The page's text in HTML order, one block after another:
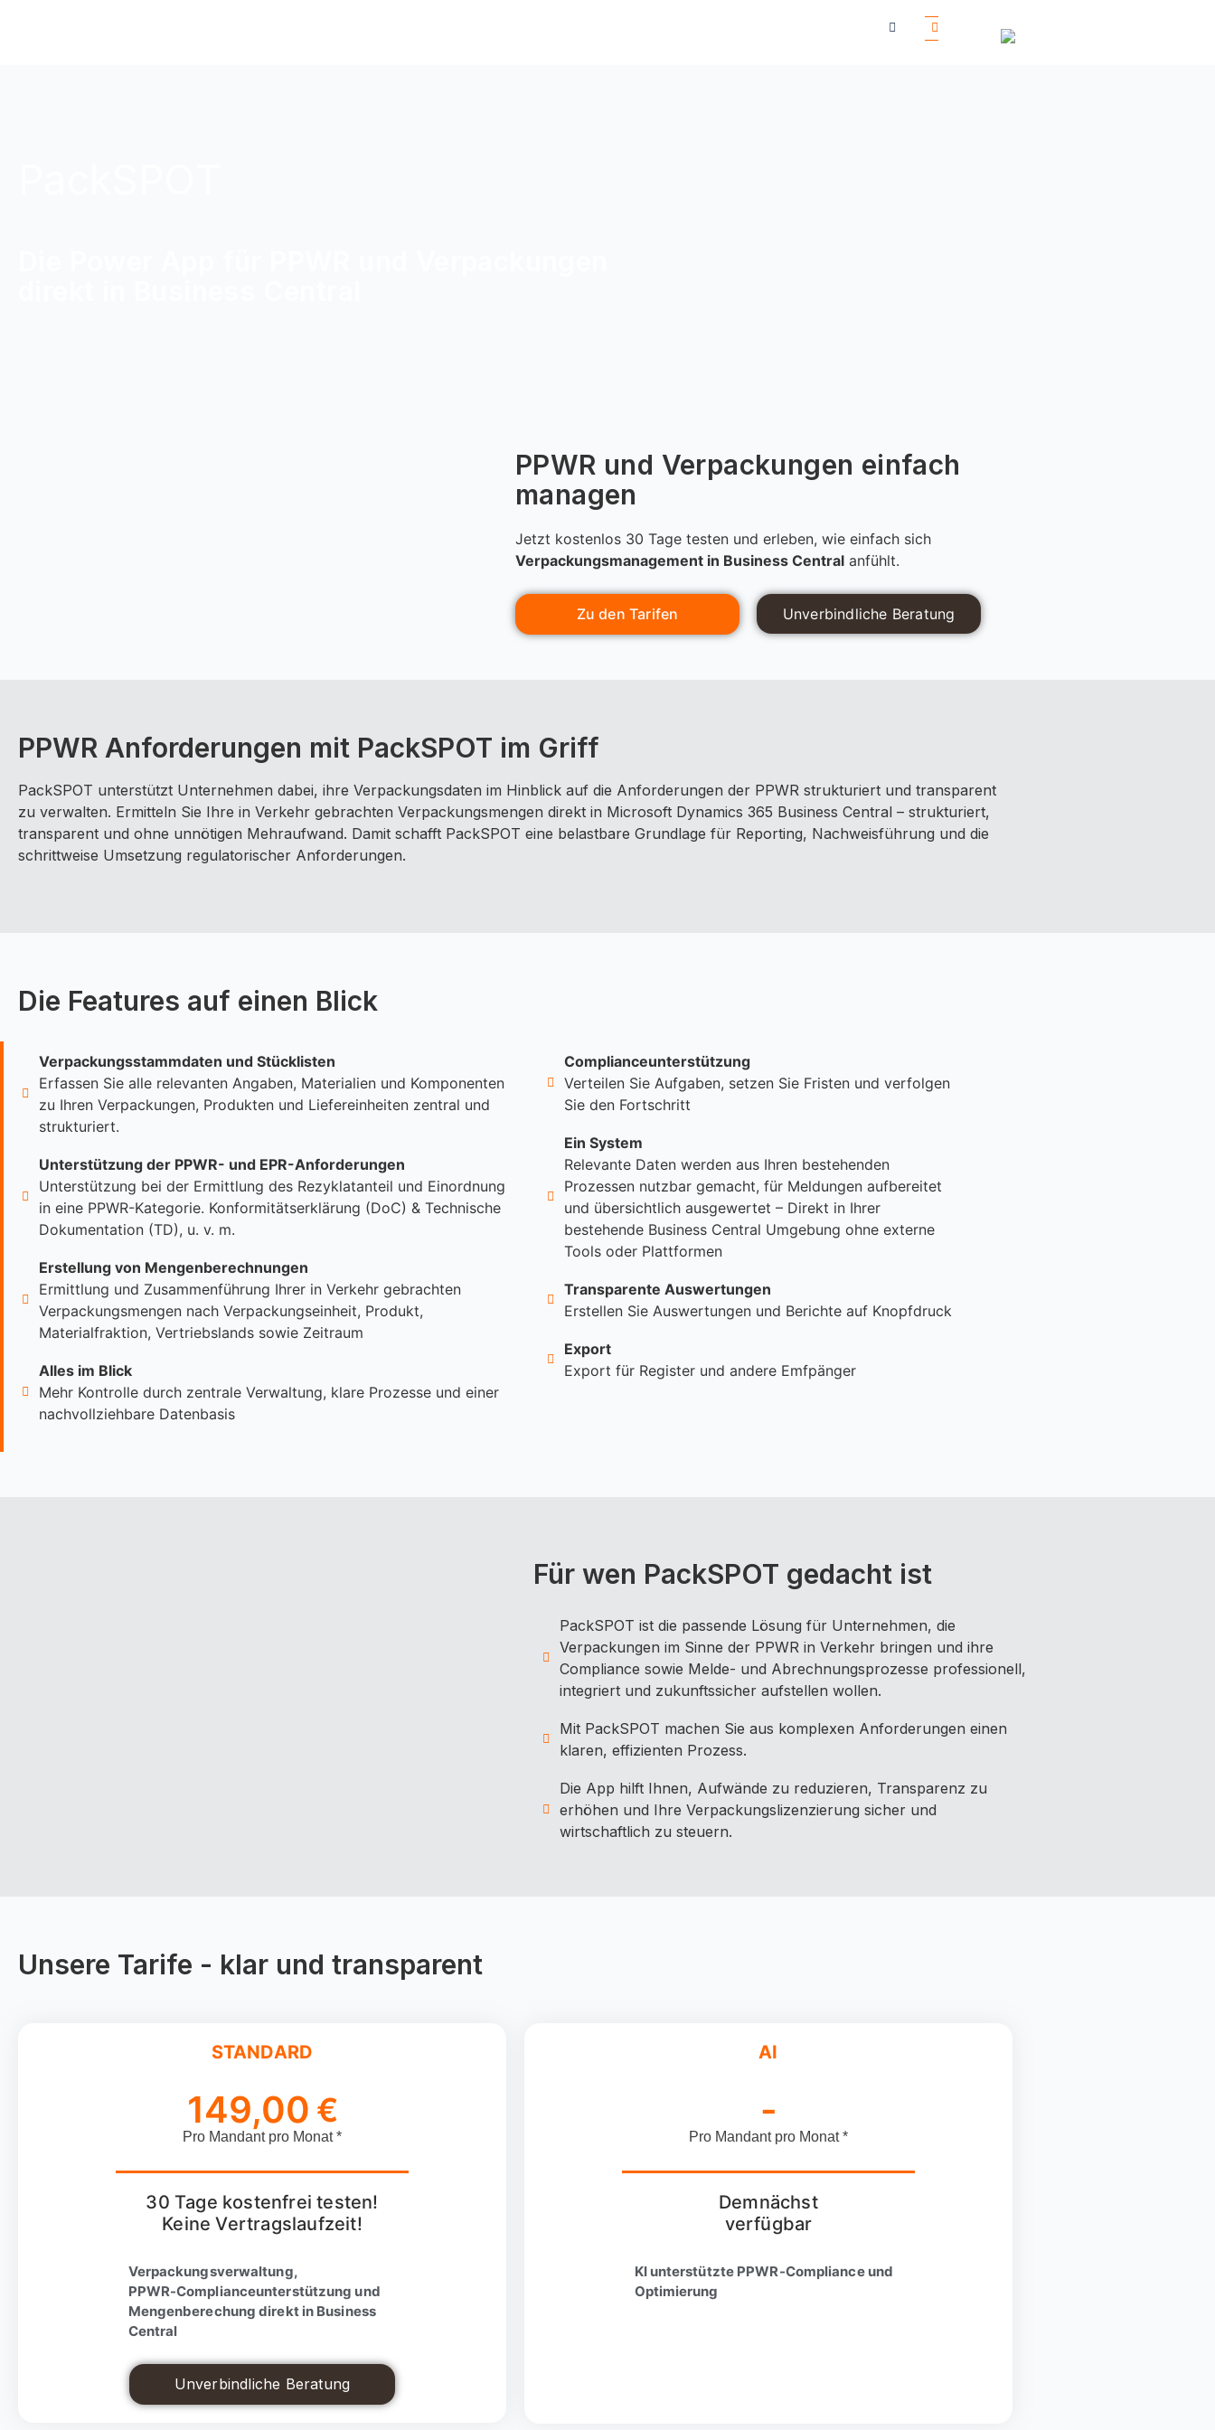
PPWR und Verpackungen einfach
managen
Jetzt kostenlos 30 Tage testen und erleben, wie einfach sich
Verpackungsmanagement in Business Central anfühlt.
Zu den Tarifen Unverbindliche Beratung
PPWR Anforderungen mit PackSPOT im Griff
PackSPOT unterstützt Unternehmen dabei, ihre Verpackungsdaten im Hinblick auf die Anforderungen der PPWR strukturiert und transparent
zu verwalten. Ermitteln Sie Ihre in Verkehr gebrachten Verpackungsmengen direkt in Microsoft Dynamics 365 Business Central – strukturiert,
transparent und ohne unnötigen Mehraufwand. Damit schafft PackSPOT eine belastbare Grundlage für Reporting, Nachweisführung und die
schrittweise Umsetzung regulatorischer Anforderungen.
Die Features auf einen Blick
Verpackungsstammdaten und Stücklisten
Erfassen Sie alle relevanten Angaben, Materialien und Komponenten
zu Ihren Verpackungen, Produkten und Liefereinheiten zentral und
strukturiert.
Unterstützung der PPWR- und EPR-Anforderungen
Unterstützung bei der Ermittlung des Rezyklatanteil und Einordnung
in eine PPWR-Kategorie. Konformitätserklärung (DoC) & Technische
Dokumentation (TD), u. v. m.
Erstellung von Mengenberechnungen
Ermittlung und Zusammenführung Ihrer in Verkehr gebrachten
Verpackungsmengen nach Verpackungseinheit, Produkt,
Materialfraktion, Vertriebslands sowie Zeitraum
Alles im Blick
Mehr Kontrolle durch zentrale Verwaltung, klare Prozesse und einer
nachvollziehbare Datenbasis
Complianceunterstützung
Verteilen Sie Aufgaben, setzen Sie Fristen und verfolgen
Sie den Fortschritt
Ein System
Relevante Daten werden aus Ihren bestehenden
Prozessen nutzbar gemacht, für Meldungen aufbereitet
und übersichtlich ausgewertet – Direkt in Ihrer
bestehende Business Central Umgebung ohne externe
Tools oder Plattformen
Transparente Auswertungen
Erstellen Sie Auswertungen und Berichte auf Knopfdruck
Export
Export für Register und andere Emfpänger
Für wen PackSPOT gedacht ist
PackSPOT ist die passende Lösung für Unternehmen, die
Verpackungen im Sinne der PPWR in Verkehr bringen und ihre
Compliance sowie Melde- und Abrechnungsprozesse professionell,
integriert und zukunftssicher aufstellen wollen.
Mit PackSPOT machen Sie aus komplexen Anforderungen einen
klaren, effizienten Prozess.
Die App hilft Ihnen, Aufwände zu reduzieren, Transparenz zu
erhöhen und Ihre Verpackungslizenzierung sicher und
wirtschaftlich zu steuern.
Unsere Tarife - klar und transparent
STANDARD
149,00 €
Pro Mandant pro Monat *
30 Tage kostenfrei testen!
Keine Vertragslaufzeit!
Verpackungsverwaltung,
PPWR-Complianceunterstützung und
Mengenberechung direkt in Business
Central
Unverbindliche Beratung
AI
-
Pro Mandant pro Monat *
Demnächst
verfügbar
KI unterstützte PPWR-Compliance und
Optimierung